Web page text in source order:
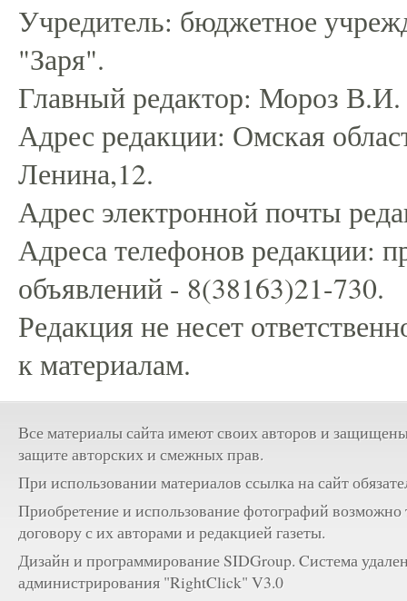
Учредитель: бюджетное
"Заря".
Главный редактор: Мороз В.И.
Адрес редакции: Омская
Ленина,12.
Адрес электронной почты
Адреса телефонов редакции:
объявлений - 8(38163)21-730.
Редакция не несет
к материалам.
Все материалы сайта имеют своих авторов и
защите авторских и смежных прав.
При использовании материалов ссылка на сайт
Приобретение и использование фотографий возможно
договору с их авторами и редакцией газеты.
Дизайн и программирование SIDGroup. Cистема
администрирования "RightClick" V3.0